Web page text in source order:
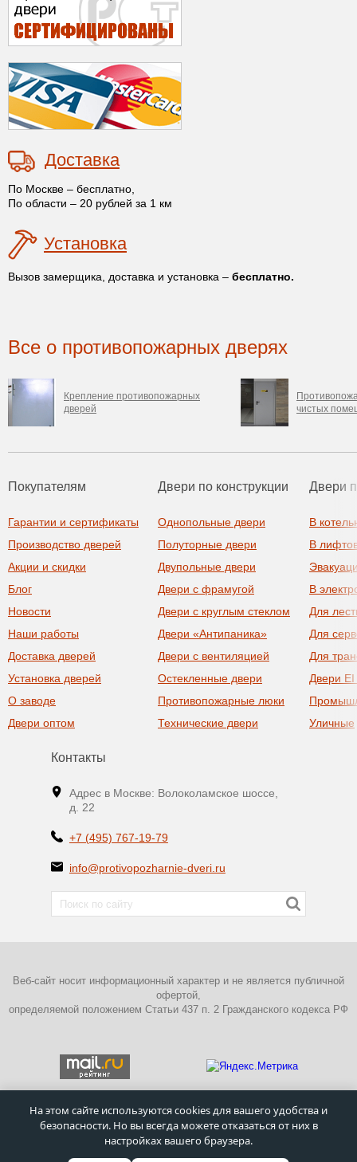
Доставка
По Москве – бесплатно,
По области – 20 рублей за 1 км
Установка
Вызов замерщика, доставка и установка – бесплатно.
Все о противопожарных дверях
Крепление противопожарных
дверей
чистых
Покупателям
Гарантии и сертификаты
Производство дверей
Акции и скидки
Блог
Новости
Наши работы
Доставка дверей
Установка дверей
О заводе
Двери оптом
Двери по конструкции
Однопольные двери
Полуторные двери
Двупольные двери
Двери с фрамугой
Двери с круглым стеклом
Двери «Антипаника»
Двери с вентиляцией
Остекленные двери
Противопожарные люки
Технические двери
Двери
В
В
В
Для
Для
Для
Двери
Уличные
Контакты
Адрес в Москве: Волоколамское шоссе,
д. 22
+7 (495) 767-19-79
info@protivopozharnie-dveri.ru
Веб-сайт носит информационный характер и не является публичной
офертой,
определяемой положением Статьи 437 п. 2 Гражданского кодекса РФ
ПОЛИТИКА КОНФИДЕНЦИАЛЬНОСТИ
Московский завод металлических дверей–Противопожарные
двери1995 - 2026г.
На этом сайте используются cookies для вашего удобства и
безопасности. Но вы всегда можете отказаться от них в
настройках вашего браузера.